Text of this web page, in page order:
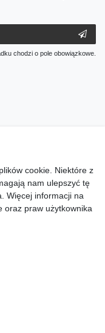
chodzi o pole obowiązkowe.
cookie. Niektóre z
nam ulepszyć tę
Więcej informacji na
oraz praw użytkownika